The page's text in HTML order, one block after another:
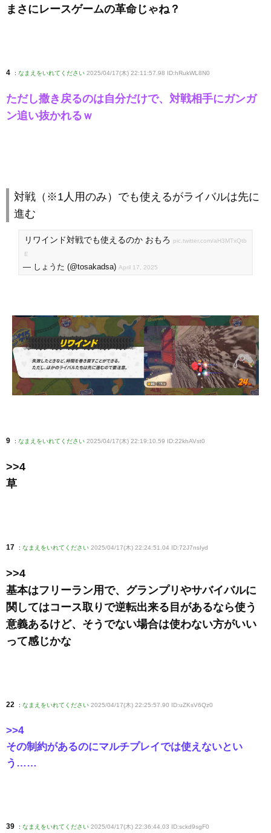
まさにレースゲームの革命じゃね？
4 : なまえをいれてください 2025/04/17(木) 22:11:57.98 ID:hRukWL8N0
ただし撒き戻るのは自分だけで、対戦相手にガンガ
ン追い抜かれるｗ
対戦（※1人用のみ）でも使えるがライバルは先に
進む
リワインド対戦でも使えるのか おもろ
pic.twitter.com/aH3MTxQtb
E
— しょうた (@tosakadsa) April 17, 2025
9 : なまえをいれてください 2025/04/17(木) 22:19:10.59 ID:22khAVst0
>>4
草
17 : なまえをいれてください 2025/04/17(木) 22:24:51.04 ID:72J7nsIyd
>>4
基本はフリーラン用で、グランプリやサバイバルに
関してはコース取りで逆転出来る目があるなら使う
意義あるけど、そうでない場合は使わない方がいい
って感じかな
22 : なまえをいれてください 2025/04/17(木) 22:25:57.90 ID:uZKsV6Qz0
>>4
その制約があるのにマルチプレイでは使えないとい
う……
39 : なまえをいれてください 2025/04/17(木) 22:36:44.03 ID:sckd9sgF0